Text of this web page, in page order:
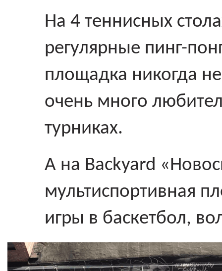
На 4 теннисных
регулярные пинг-
площадка никогда
очень много
турниках.
А на Backyard
мультиспортивная
игры в баскетбол,